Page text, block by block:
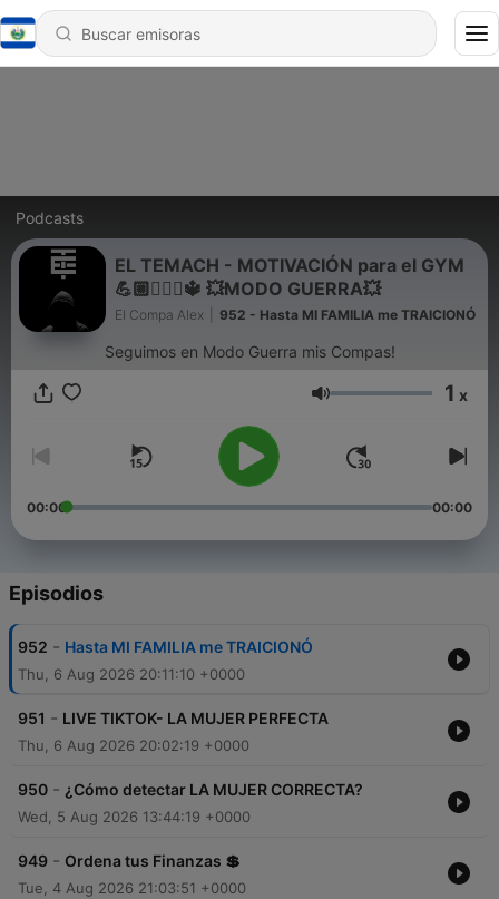
Podcasts
EL TEMACH - MOTIVACIÓN para el GYM
💪🏼🏋🏻‍♀🔱 💥MODO GUERRA💥
El Compa Alex 952 - Hasta MI FAMILIA me TRAICIONÓ
Seguimos en Modo Guerra mis Compas!
Volumen 1 x
00:00 00:00
Episodios
952 - Hasta MI FAMILIA me TRAICIONÓ
Thu, 6 Aug 2026 20:11:10 +0000
951 - LIVE TIKTOK- LA MUJER PERFECTA
Thu, 6 Aug 2026 20:02:19 +0000
950 - ¿Cómo detectar LA MUJER CORRECTA?
Wed, 5 Aug 2026 13:44:19 +0000
949 - Ordena tus Finanzas 💲
Tue, 4 Aug 2026 21:03:51 +0000